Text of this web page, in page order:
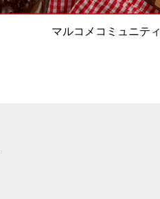
マルコメコミュニティ